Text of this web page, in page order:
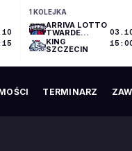
1 KOLEJKA
ARRIVA LOTTO
TWARDE
PIERNIKI
TORUŃ
KING
SZCZECIN
TERMINARZ